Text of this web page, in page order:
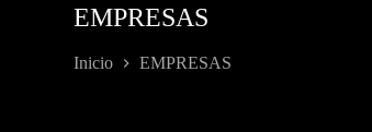
EMPRESAS
Inicio EMPRESAS